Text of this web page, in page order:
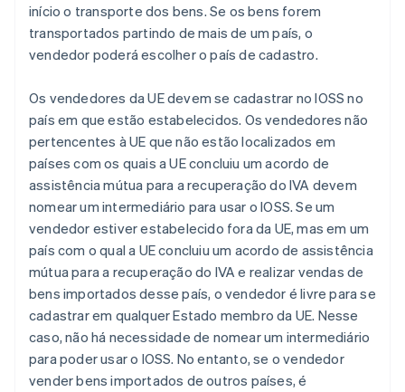
início o transporte dos bens. Se os bens forem
transportados partindo de mais de um país, o
vendedor poderá escolher o país de cadastro.
Os vendedores da UE devem se cadastrar no IOSS no
país em que estão estabelecidos. Os vendedores não
pertencentes à UE que não estão localizados em
países com os quais a UE concluiu um acordo de
assistência mútua para a recuperação do IVA devem
nomear um intermediário para usar o IOSS. Se um
vendedor estiver estabelecido fora da UE, mas em um
país com o qual a UE concluiu um acordo de assistência
mútua para a recuperação do IVA e realizar vendas de
bens importados desse país, o vendedor é livre para se
cadastrar em qualquer Estado membro da UE. Nesse
caso, não há necessidade de nomear um intermediário
para poder usar o IOSS. No entanto, se o vendedor
vender bens importados de outros países, é